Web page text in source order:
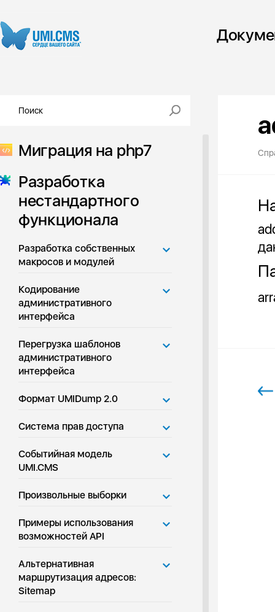
Миграция на php7
Разработка
нестандартного
функционала
Разработка собственных
макросов и модулей
Кодирование
административного
интерфейса
Перегрузка шаблонов
административного
интерфейса
Формат UMIDump 2.0
Система прав доступа
Событийная модель
UMI.CMS
Произвольные выборки
Примеры использования
возможностей API
Альтернативная
маршрутизация адресов:
Sitemap